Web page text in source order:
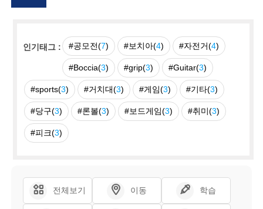
인기태그 : #공모전(7) #보치아(4) #자전거(4)
#Boccia(3) #grip(3) #Guitar(3)
#sports(3) #거치대(3) #게임(3) #기타(3)
#당구(3) #론볼(3) #보드게임(3) #취미(3)
#피크(3)
전체보기 이동 학습